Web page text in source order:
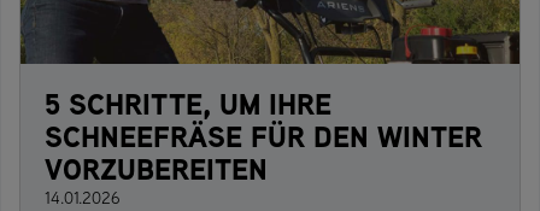
5 SCHRITTE, UM IHRE
SCHNEEFRÄSE FÜR DEN WINTER
VORZUBEREITEN
14.01.2026